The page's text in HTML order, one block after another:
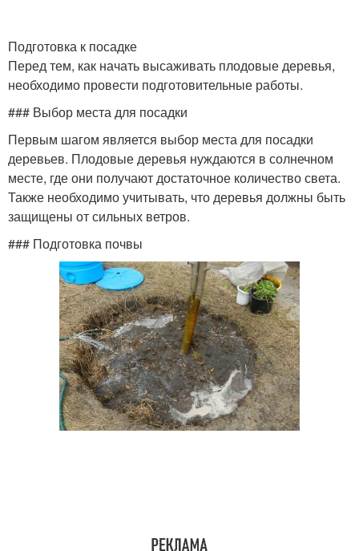
Подготовка к посадке
Перед тем, как начать высаживать плодовые деревья,
необходимо провести подготовительные работы.
### Выбор места для посадки
Первым шагом является выбор места для посадки
деревьев. Плодовые деревья нуждаются в солнечном
месте, где они получают достаточное количество света.
Также необходимо учитывать, что деревья должны быть
защищены от сильных ветров.
### Подготовка почвы